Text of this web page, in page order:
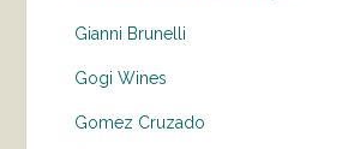
Gianni Brunelli
Gogi Wines
Gomez Cruzado